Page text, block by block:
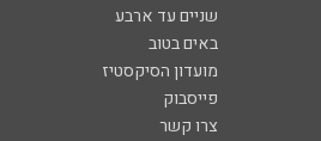
שניים עד ארבע
באים בטוב
מועדון הסיקסטיז
פייסבוק
צרו קשר